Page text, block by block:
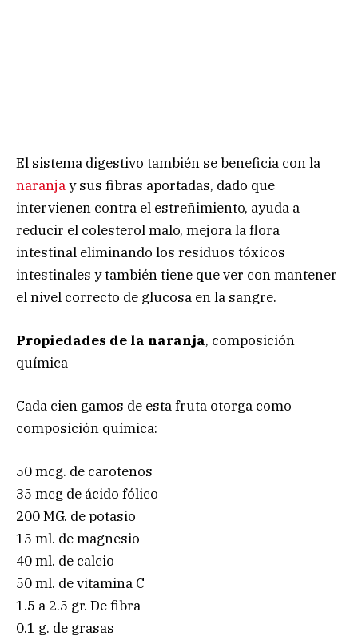
El sistema digestivo también se beneficia con la
naranjay sus fibras aportadas, dado que
intervienen contra el estreñimiento, ayuda a
reducir el colesterol malo, mejora la flora
intestinal eliminando los residuos tóxicos
intestinales y también tiene que ver con mantener
el nivel correcto de glucosa en la sangre.
Propiedades de la naranja, composición
química
Cada cien gamos de esta fruta otorga como
composición química:
50 mcg. de carotenos
35 mcg de ácido fólico
200 MG. de potasio
15 ml. de magnesio
40 ml. de calcio
50 ml. de vitamina C
1.5 a 2.5 gr. De fibra
0.1 g. de grasas